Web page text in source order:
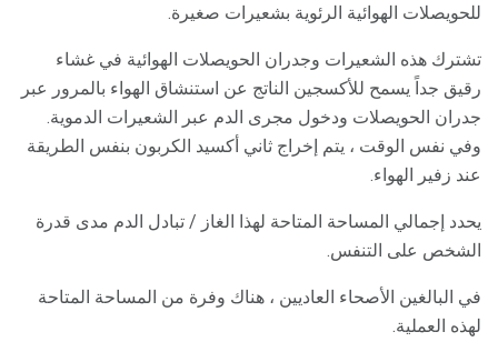
للحويصلات الهوائية الرئوية بشعيرات صغيرة.
تشترك هذه الشعيرات وجدران الحويصلات الهوائية في غشاء
رقيق جداً يسمح للأكسجين الناتج عن استنشاق الهواء بالمرور عبر
جدران الحويصلات ودخول مجرى الدم عبر الشعيرات الدموية.
وفي نفس الوقت ، يتم إخراج ثاني أكسيد الكربون بنفس الطريقة
عند زفير الهواء.
يحدد إجمالي المساحة المتاحة لهذا الغاز / تبادل الدم مدى قدرة
الشخص على التنفس.
في البالغين الأصحاء العاديين ، هناك وفرة من المساحة المتاحة
لهذه العملية.